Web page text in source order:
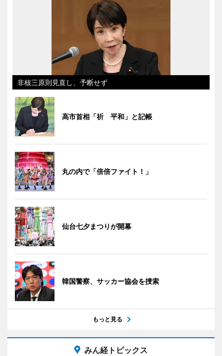
非核三原則見直し、予断せず
高市首相「祈 平和」と記帳
丸の内で「倍倍ファイト！」
仙台七夕まつりが開幕
韓国警察、サッカー協会を捜索
もっと見る
みん経トピックス